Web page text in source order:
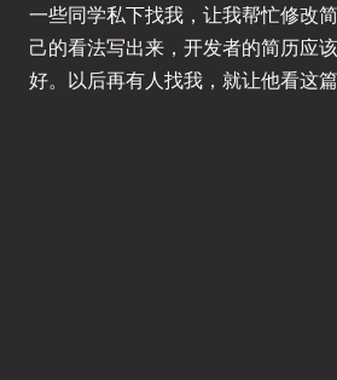
一些同学私下找我，让我帮忙修改
己的看法写出来，开发者的简历应
好。以后再有人找我，就让他看这篇